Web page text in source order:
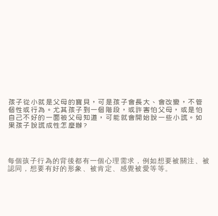
孩子從小就是父母的寶貝，可是孩子會長大、會改變，不管
個性或行為。尤其孩子到一個階段，或許害怕父母，或是怕
自己不好的一面被父母知道，可能就會開始說一些小謊。如
果孩子說謊成性怎麼辦?
每個孩子行為的背後都有一個心理需求，例如想要被關注、被
認同，想要有好的形象、被肯定、感覺被愛等等。